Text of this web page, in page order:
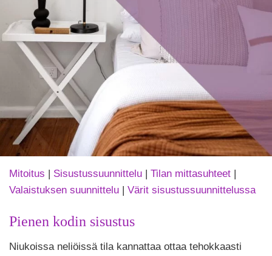
Mitoitus | Sisustussuunnittelu | Tilan mittasuhteet |
Valaistuksen suunnittelu | Värit sisustussuunnittelussa
Pienen kodin sisustus
TekijäPuoliksi
Niukoissa neliöissä tila kannattaa ottaa tehokkaasti